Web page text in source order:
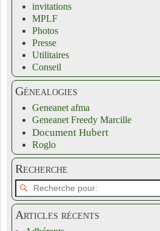
invitations
MPLF
Photos
Presse
Utilitaires
Conseil
Génealogies
Geneanet afma
Geneanet Freedy Marcille
Document Hubert
Roglo
Recherche
Articles récents